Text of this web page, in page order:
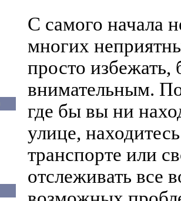
С самого начала
многих
просто
внимательным.
где бы вы ни
улице,
транспорте или
отслеживать все